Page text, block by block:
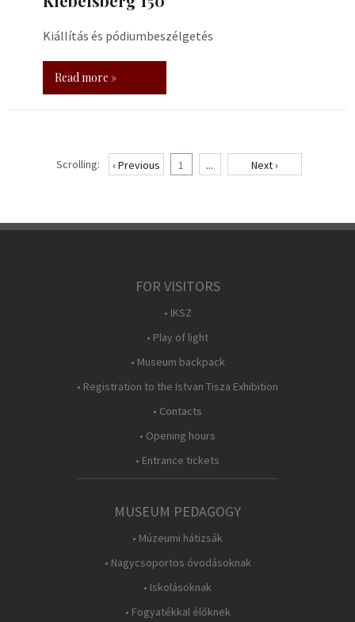
Kiállítás és pódiumbeszélgetés
Read more »
Scrolling: ‹ Previous 1 ... Next ›
FOR VISITORS
• IKSZ
• Play of light
• Museum backpack
• Registration to the Istvan Tisza Exhibition
• Contacts
• Opening hours
• Entrance tickets
MUSEUM PEDAGOGY
• Múzeumi hátizsák
• Nagycsoportos óvodásoknak
• Iskolásoknak
• Fogyatékkal élőknek